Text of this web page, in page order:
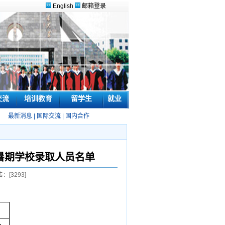
English 邮箱登录
流 培训教育 留学生 就业
最新消息 国际交流 国内合作
期学校录取人员名单
：[3293]